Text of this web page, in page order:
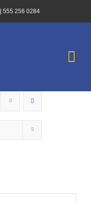
555 256 0284
Inicio